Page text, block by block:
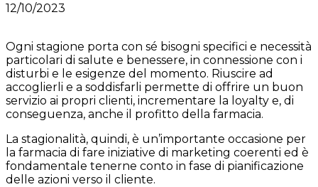
12/10/2023
Ogni stagione porta con sé bisogni specifici e necessità
particolari di salute e benessere, in connessione con i
disturbi e le esigenze del momento. Riuscire ad
accoglierli e a soddisfarli permette di offrire un buon
servizio ai propri clienti, incrementare la loyalty e, di
conseguenza, anche il profitto della farmacia.
La stagionalità, quindi, è un’importante occasione per
la farmacia di fare iniziative di marketing coerenti ed è
fondamentale tenerne conto in fase di pianificazione
delle azioni verso il cliente.